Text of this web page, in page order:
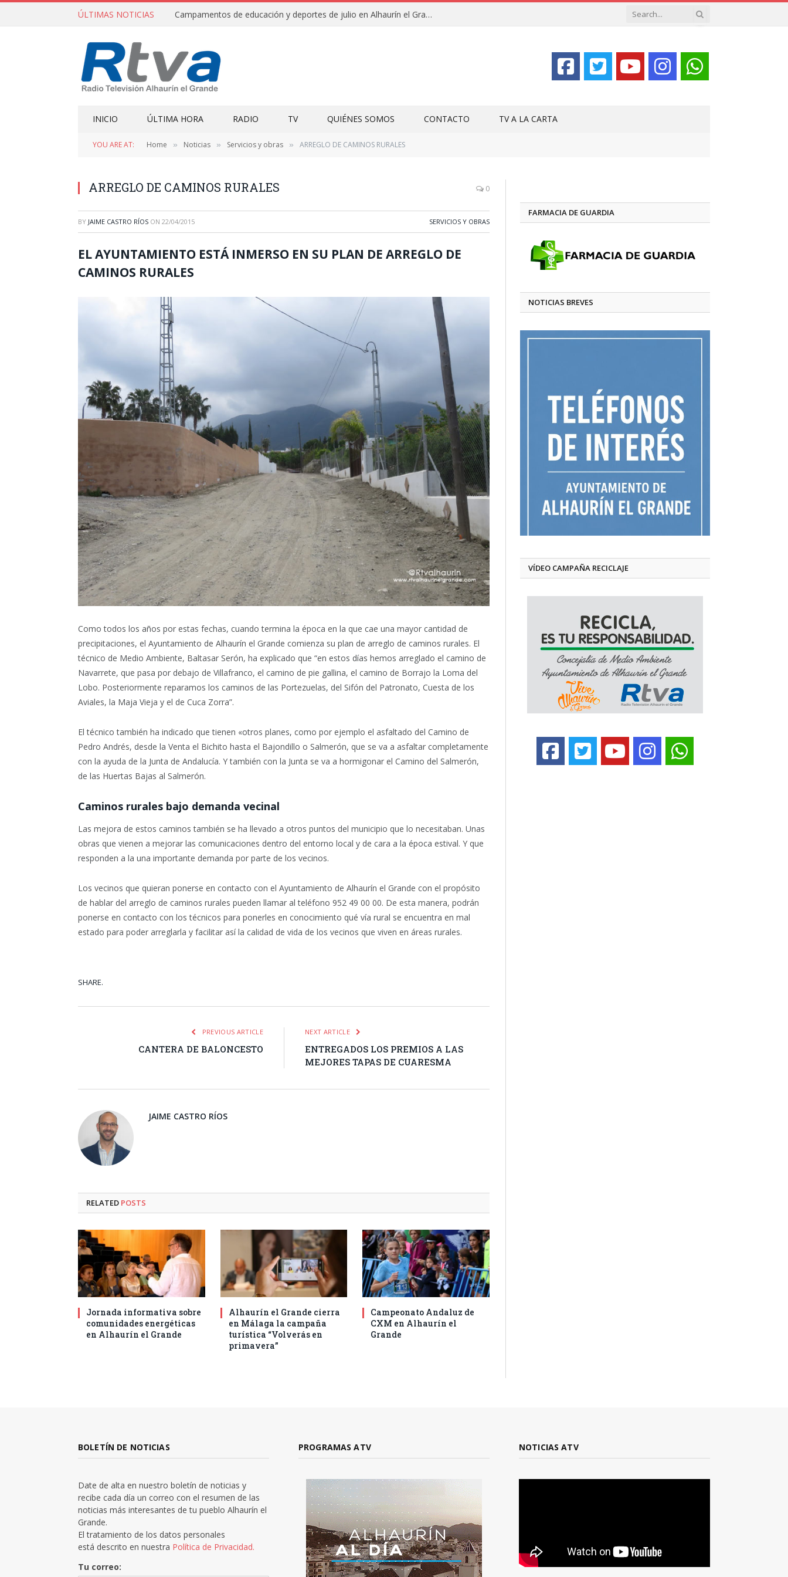
ÚLTIMAS NOTICIAS Campamentos de educación y deportes de julio en Alhaurín el Grande y Villa del Guadalhorce
INICIO ÚLTIMA HORA RADIO TV QUIÉNES SOMOS CONTACTO TV A LA CARTA
YOU ARE AT: Home » Noticias » Servicios y obras » ARREGLO DE CAMINOS RURALES
ARREGLO DE CAMINOS RURALES 0
BY JAIME CASTRO RÍOS ON 22/04/2015 SERVICIOS Y OBRAS
EL AYUNTAMIENTO ESTÁ INMERSO EN SU PLAN DE ARREGLO DE
CAMINOS RURALES
Como todos los años por estas fechas, cuando termina la época en la que cae una mayor cantidad de
precipitaciones, el Ayuntamiento de Alhaurín el Grande comienza su plan de arreglo de caminos rurales. El
técnico de Medio Ambiente, Baltasar Serón, ha explicado que “en estos días hemos arreglado el camino de
Navarrete, que pasa por debajo de Villafranco, el camino de pie gallina, el camino de Borrajo la Loma del
Lobo. Posteriormente reparamos los caminos de las Portezuelas, del Sifón del Patronato, Cuesta de los
Aviales, la Maja Vieja y el de Cuca Zorra”.
El técnico también ha indicado que tienen «otros planes, como por ejemplo el asfaltado del Camino de
Pedro Andrés, desde la Venta el Bichito hasta el Bajondillo o Salmerón, que se va a asfaltar completamente
con la ayuda de la Junta de Andalucía. Y también con la Junta se va a hormigonar el Camino del Salmerón,
de las Huertas Bajas al Salmerón.
Caminos rurales bajo demanda vecinal
Las mejora de estos caminos también se ha llevado a otros puntos del municipio que lo necesitaban. Unas
obras que vienen a mejorar las comunicaciones dentro del entorno local y de cara a la época estival. Y que
responden a la una importante demanda por parte de los vecinos.
Los vecinos que quieran ponerse en contacto con el Ayuntamiento de Alhaurín el Grande con el propósito
de hablar del arreglo de caminos rurales pueden llamar al teléfono 952 49 00 00. De esta manera, podrán
ponerse en contacto con los técnicos para ponerles en conocimiento qué vía rural se encuentra en mal
estado para poder arreglarla y facilitar así la calidad de vida de los vecinos que viven en áreas rurales.
SHARE.
PREVIOUS ARTICLE
CANTERA DE BALONCESTO
NEXT ARTICLE
ENTREGADOS LOS PREMIOS A LAS
MEJORES TAPAS DE CUARESMA
JAIME CASTRO RÍOS
RELATED POSTS
Jornada informativa sobre
comunidades energéticas
en Alhaurín el Grande
Alhaurín el Grande cierra
en Málaga la campaña
turística “Volverás en
primavera”
Campeonato Andaluz de
CXM en Alhaurín el
Grande
FARMACIA DE GUARDIA
NOTICIAS BREVES
VÍDEO CAMPAÑA RECICLAJE
BOLETÍN DE NOTICIAS
Date de alta en nuestro boletín de noticias y
recibe cada día un correo con el resumen de las
noticias más interesantes de tu pueblo Alhaurín el
Grande.
El tratamiento de los datos personales
está descrito en nuestra Política de Privacidad.
Tu correo:
PROGRAMAS ATV NOTICIAS ATV